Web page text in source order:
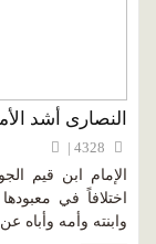
النصارى أشد
الإمام ابن قيم
اختلافاً في
وابنته وأمه وأباه